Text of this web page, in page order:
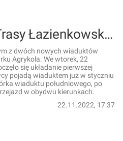
Nowy wiadukt Trasy Łazienkowskiej już z nawierzchnią [ZDJĘCIA]
z dwóch nowych wiaduktów
Agrykola. We wtorek, 22
się układanie pierwszej
pojadą wiaduktem już w styczniu
wiaduktu południowego, po
w obydwu kierunkach.
22.11.2022, 17:37